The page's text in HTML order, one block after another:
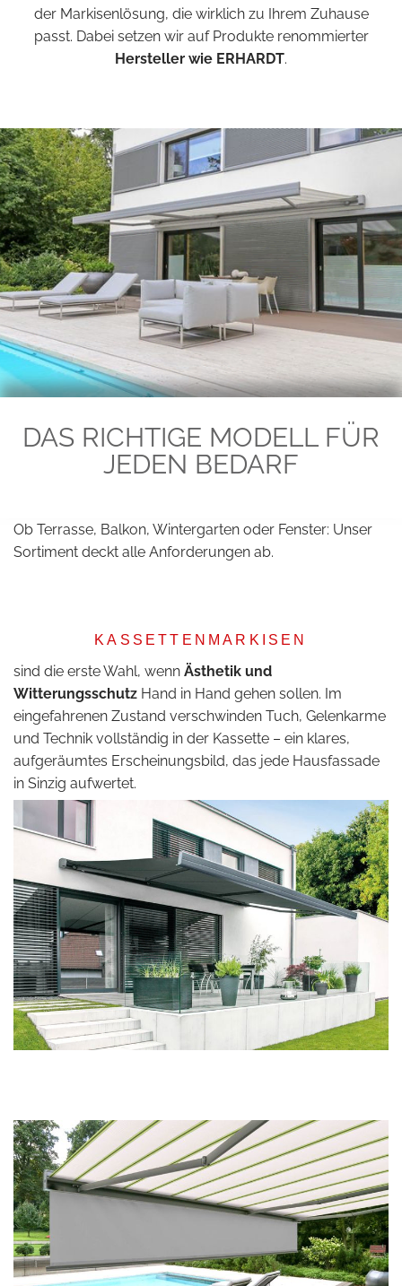
der Markisenlösung, die wirklich zu Ihrem Zuhause
passt. Dabei setzen wir auf Produkte renommierter
Hersteller wie ERHARDT.
DAS RICHTIGE MODELL FÜR
JEDEN BEDARF
Ob Terrasse, Balkon, Wintergarten oder Fenster: Unser
Sortiment deckt alle Anforderungen ab.
KASSETTENMARKISEN
sind die erste Wahl, wenn Ästhetik und
Witterungsschutz Hand in Hand gehen sollen. Im
eingefahrenen Zustand verschwinden Tuch, Gelenkarme
und Technik vollständig in der Kassette – ein klares,
aufgeräumtes Erscheinungsbild, das jede Hausfassade
in Sinzig aufwertet.